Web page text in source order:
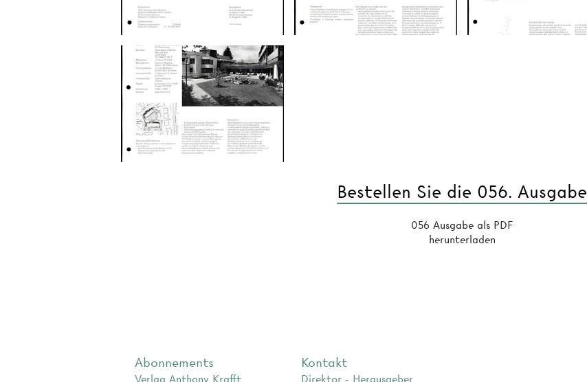
Bestellen Sie die 056. Ausgabe
056 Ausgabe als PDF
herunterladen
Abonnements
Verlag Anthony Krafft
Kontakt
Direktor - Herausgeber